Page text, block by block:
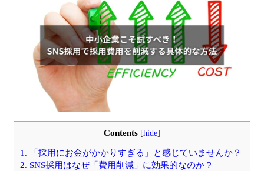
Contents [hide]
1. 「採用にお金がかかりすぎる」と感じていませんか？
2. SNS採用はなぜ「費用削減」に効果的なのか？